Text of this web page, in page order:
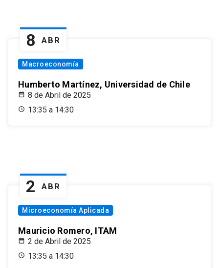
8 ABR
Macroeconomía
Humberto Martínez, Universidad de Chile
8 de Abril de 2025
13:35 a 14:30
2 ABR
Microeconomía Aplicada
Mauricio Romero, ITAM
2 de Abril de 2025
13:35 a 14:30